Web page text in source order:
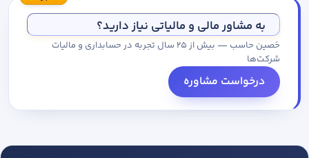
به مشاور مالی و مالیاتی نیاز دارید؟
حَصین حاسب — بیش از ۲۵ سال تجربه در حسابداری و مالیات
شرکت‌ها
درخواست مشاوره